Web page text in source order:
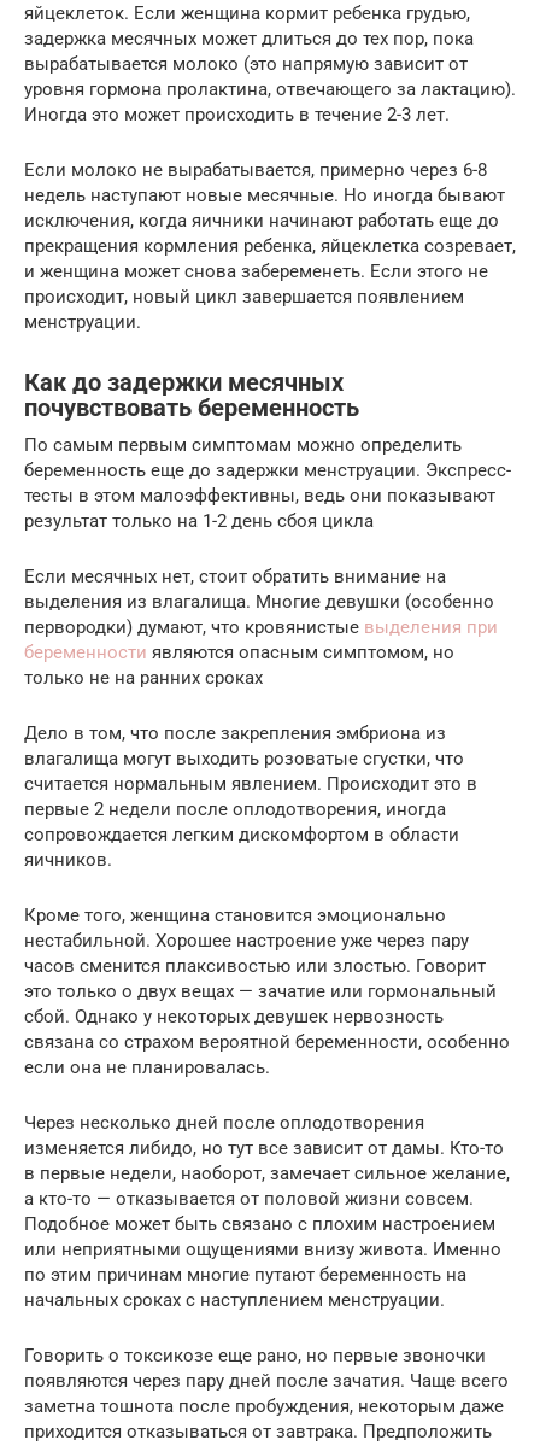
яйцеклеток. Если женщина кормит ребенка грудью,
задержка месячных может длиться до тех пор, пока
вырабатывается молоко (это напрямую зависит от
уровня гормона пролактина, отвечающего за лактацию).
Иногда это может происходить в течение 2-3 лет.
Если молоко не вырабатывается, примерно через 6-8
недель наступают новые месячные. Но иногда бывают
исключения, когда яичники начинают работать еще до
прекращения кормления ребенка, яйцеклетка созревает,
и женщина может снова забеременеть. Если этого не
происходит, новый цикл завершается появлением
менструации.
Как до задержки месячных
почувствовать беременность
По самым первым симптомам можно определить
беременность еще до задержки менструации. Экспресс-
тесты в этом малоэффективны, ведь они показывают
результат только на 1-2 день сбоя цикла
Если месячных нет, стоит обратить внимание на
выделения из влагалища. Многие девушки (особенно
первородки) думают, что кровянистые выделения при
беременности являются опасным симптомом, но
только не на ранних сроках
Дело в том, что после закрепления эмбриона из
влагалища могут выходить розоватые сгустки, что
считается нормальным явлением. Происходит это в
первые 2 недели после оплодотворения, иногда
сопровождается легким дискомфортом в области
яичников.
Кроме того, женщина становится эмоционально
нестабильной. Хорошее настроение уже через пару
часов сменится плаксивостью или злостью. Говорит
это только о двух вещах — зачатие или гормональный
сбой. Однако у некоторых девушек нервозность
связана со страхом вероятной беременности, особенно
если она не планировалась.
Через несколько дней после оплодотворения
изменяется либидо, но тут все зависит от дамы. Кто-то
в первые недели, наоборот, замечает сильное желание,
а кто-то — отказывается от половой жизни совсем.
Подобное может быть связано с плохим настроением
или неприятными ощущениями внизу живота. Именно
по этим причинам многие путают беременность на
начальных сроках с наступлением менструации.
Говорить о токсикозе еще рано, но первые звоночки
появляются через пару дней после зачатия. Чаще всего
заметна тошнота после пробуждения, некоторым даже
приходится отказываться от завтрака. Предположить